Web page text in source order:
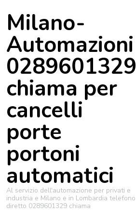
Milano-
Automazioni
0289601329
chiama per
cancelli
porte
portoni
automatici
Al servizio dell'automazione per privati e
industria e Milano e in Lombardia telefono
diretto 0289601329 chiama